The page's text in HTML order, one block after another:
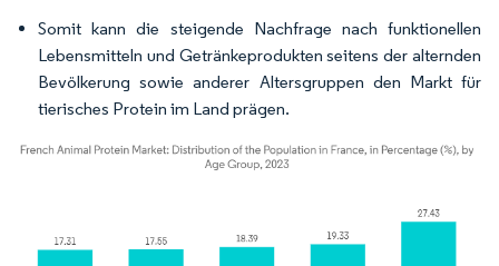
Somit kann die steigende Nachfrage nach funktionellen
Lebensmitteln und Getränkeprodukten seitens der alternden
Bevölkerung sowie anderer Altersgruppen den Markt für
tierisches Protein im Land prägen.